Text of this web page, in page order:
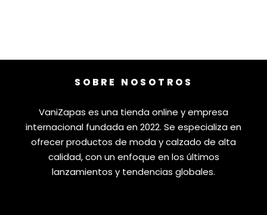
SOBRE NOSOTROS
VaniZapas es una tienda online y empresa
internacional fundada en 2022. Se especializa en
ofrecer productos de moda y calzado de alta
calidad, con un enfoque en los últimos
lanzamientos y tendencias globales.